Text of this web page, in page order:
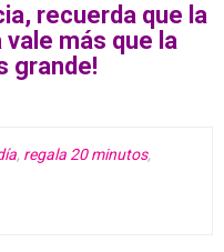
recuerda que la
más que la
grande!
, regala 20 minutos,